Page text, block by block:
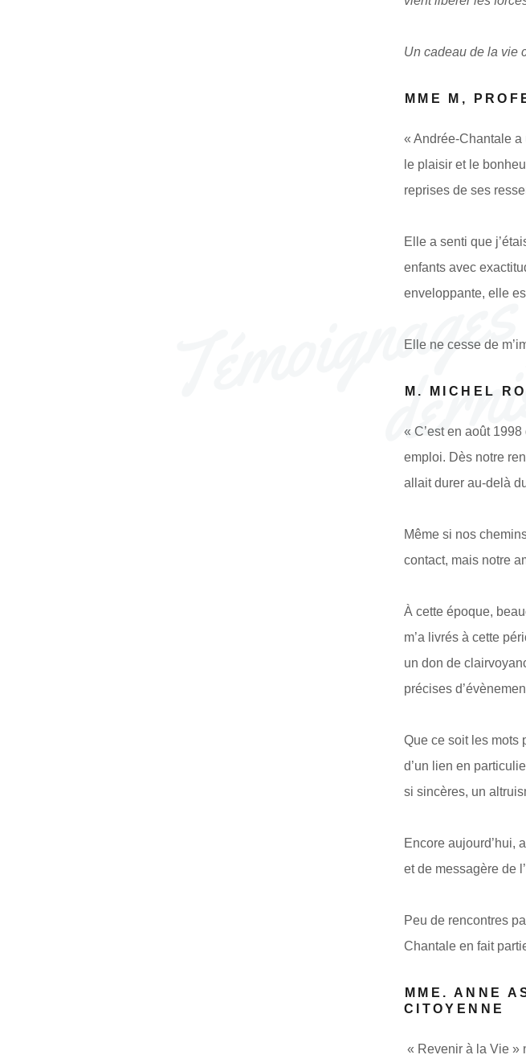
Un cadeau de la vie
MME M,
« Andrée-Chantale a
le plaisir et le
reprises de ses
Elle a senti que
enfants avec
enveloppante, elle
Elle ne cesse de
M. MICHEL
« C’est en août
emploi. Dès notre
allait durer au-delà
Même si nos
contact, mais notre
À cette époque,
m’a livrés à cette
un don de
précises
Que ce soit les mots
d’un lien en
si sincères, un
Encore aujourd’hui,
et de messagère de
Peu de rencontres
Chantale en fait
MME. ANNE
CITOYENNE
« Revenir à la Vie »